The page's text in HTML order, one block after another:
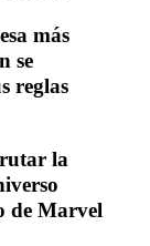
más
se
reglas
la
de Marvel